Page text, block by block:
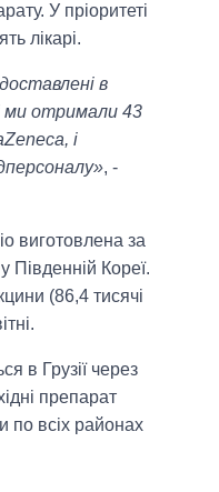
У пріоритеті
лікарі.
в
ми отримали 43
і
, -
виготовлена за
Південній Кореї.
(86,4 тисячі
в Грузії через
препарат
по всіх районах